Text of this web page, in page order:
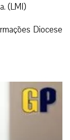
(LMI)
Diocese